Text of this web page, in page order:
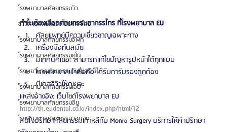
โรงพยาบาลศัลยกรรมวิว
ข่าวสารศัลยกรรม ประเทศไทย
โรงพยาบาลศัลยกรรมอีพิก
โรงพยาบาลศัลยกรรมยูโน
โรงพยาบาลศัลยกรรมวันเปอร์เซ็น
โรงพยาบาลศัลยกรรมเอบี
โรงพยาบาลศัลยกรรมอียู
โรงพยาบาลศัลยกรรมวอนจิน
ทำไมต้องเลือกศัลยกรรมขากรรไกร ที่โรงพยาบาล EU
ศัลยแพทย์มีความเชี่ยวชาญเฉพาะทาง
เครื่องมือทันสมัย
มีเทคนิคเยอะ สามารถแก้ไขปัญหารูปหน้าได้ทุกแบบ
โรงพยาบาลน่าเชื่อถือ ได้รับการับรองถูกต้อง
มีเคสรีวิวให้ดูเยอะ
แหล่งอ้างอิง: เว็บไซต์โรงพยาบาล EU
http://th.eudental.co.kr/index.php/html/12
สนใจปรึกษาศัลยกรรมเกาหลีกับ Monra Surgery บริการให้คำปรึกษา